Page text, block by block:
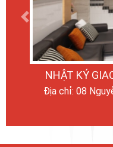
NHẬT KÝ
Địa chỉ: 08
Previous